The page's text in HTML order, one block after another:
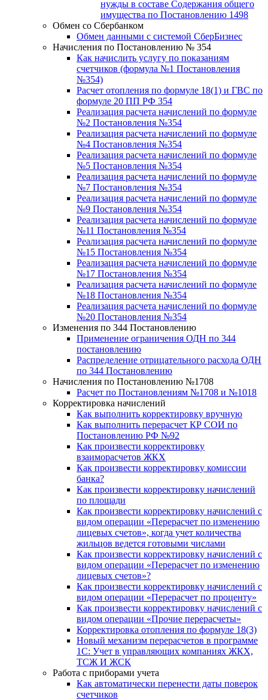
нужды в составе Содержания общего
имущества по Постановлению 1498
Обмен со Сбербанком
Обмен данными с системой СберБизнес
Начисления по Постановлению № 354
Как начислить услугу по показаниям
счетчиков (формула №1 Постановления
№354)
Расчет отопления по формуле 18(1) и ГВС по
формуле 20 ПП РФ 354
Реализация расчета начислений по формуле
№2 Постановления №354
Реализация расчета начислений по формуле
№4 Постановления №354
Реализация расчета начислений по формуле
№5 Постановления №354
Реализация расчета начислений по формуле
№7 Постановления №354
Реализация расчета начислений по формуле
№9 Постановления №354
Реализация расчета начислений по формуле
№11 Постановления №354
Реализация расчета начислений по формуле
№15 Постановления №354
Реализация расчета начислений по формуле
№17 Постановления №354
Реализация расчета начислений по формуле
№18 Постановления №354
Реализация расчета начислений по формуле
№20 Постановления №354
Изменения по 344 Постановлению
Применение ограничения ОДН по 344
постановлению
Распределение отрицательного расхода ОДН
по 344 Постановлению
Начисления по Постановлению №1708
Расчет по Постановлениям №1708 и №1018
Корректировка начислений
Как выполнить корректировку вручную
Как выполнить перерасчет КР СОИ по
Постановлению РФ №92
Как произвести корректировку
взаиморасчетов ЖКХ
Как произвести корректировку комиссии
банка?
Как произвести корректировку начислений
по площади
Как произвести корректировку начислений с
видом операции «Перерасчет по изменению
лицевых счетов», когда учет количества
жильцов ведется готовыми числами
Как произвести корректировку начислений с
видом операции «Перерасчет по изменению
лицевых счетов»?
Как произвести корректировку начислений с
видом операции «Перерасчет по проценту»
Как произвести корректировку начислений с
видом операции «Прочие перерасчеты»
Корректировка отопления по формуле 18(3)
Новый механизм перерасчетов в программе
1C: Учет в управляющих компаниях ЖКХ,
ТСЖ И ЖСК
Работа с приборами учета
Как автоматически перенести даты поверок
счетчиков